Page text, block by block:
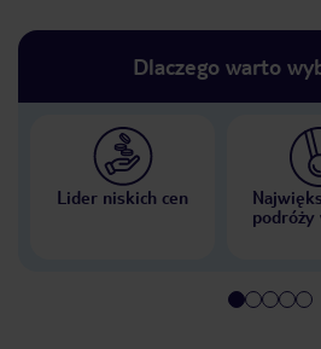
Dlaczego warto
Lider niskich cen
podróży